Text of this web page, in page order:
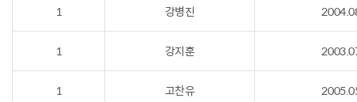
1 강병진
1 강지훈
1 고찬유